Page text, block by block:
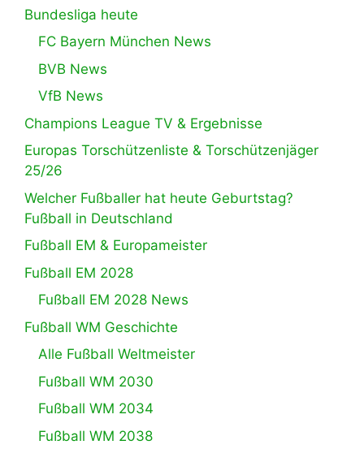
Bundesliga heute
FC Bayern München News
BVB News
VfB News
Champions League TV & Ergebnisse
Europas Torschützenliste & Torschützenjäger
25/26
Welcher Fußballer hat heute Geburtstag?
Fußball in Deutschland
Fußball EM & Europameister
Fußball EM 2028
Fußball EM 2028 News
Fußball WM Geschichte
Alle Fußball Weltmeister
Fußball WM 2030
Fußball WM 2034
Fußball WM 2038